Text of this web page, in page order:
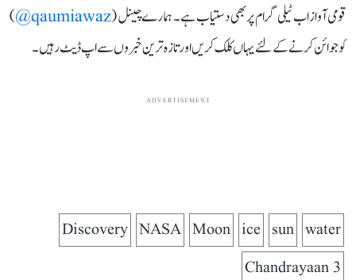
قومی آواز اب ٹیلی گرام پر بھی دستیاب ہے۔ ہمارے چینل (qaumiawaz@
)
کو جوائن کرنے کے لئے یہاں کلک کریں اور تازہ ترین خبروں سے اپ ڈیٹ رہیں۔
ADVERTISEMENT
water
sun
ice
Moon
NASA
Discovery
Chandrayaan 3